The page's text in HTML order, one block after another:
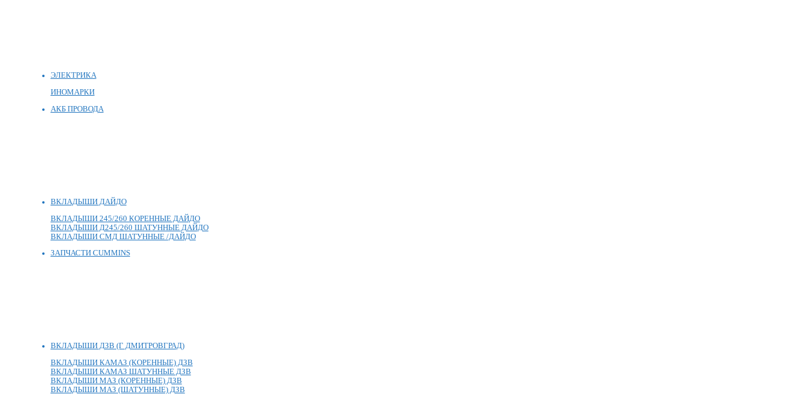
ЭЛЕКТРИКА
ИНОМАРКИ
АКБ ПРОВОДА
ВКЛАДЫШИ ДАЙДО
ВКЛАДЫШИ 245/260 КОРЕННЫЕ ДАЙДО
ВКЛАДЫШИ Д245/260 ШАТУННЫЕ ДАЙДО
ВКЛАДЫШИ СМД ШАТУННЫЕ /ДАЙДО
ЗАПЧАСТИ CUMMINS
ВКЛАДЫШИ ДЗВ (Г ДМИТРОВГРАД)
ВКЛАДЫШИ КАМАЗ (КОРЕННЫЕ) ДЗВ
ВКЛАДЫШИ КАМАЗ ШАТУННЫЕ ДЗВ
ВКЛАДЫШИ МАЗ (КОРЕННЫЕ) ДЗВ
ВКЛАДЫШИ МАЗ (ШАТУННЫЕ) ДЗВ